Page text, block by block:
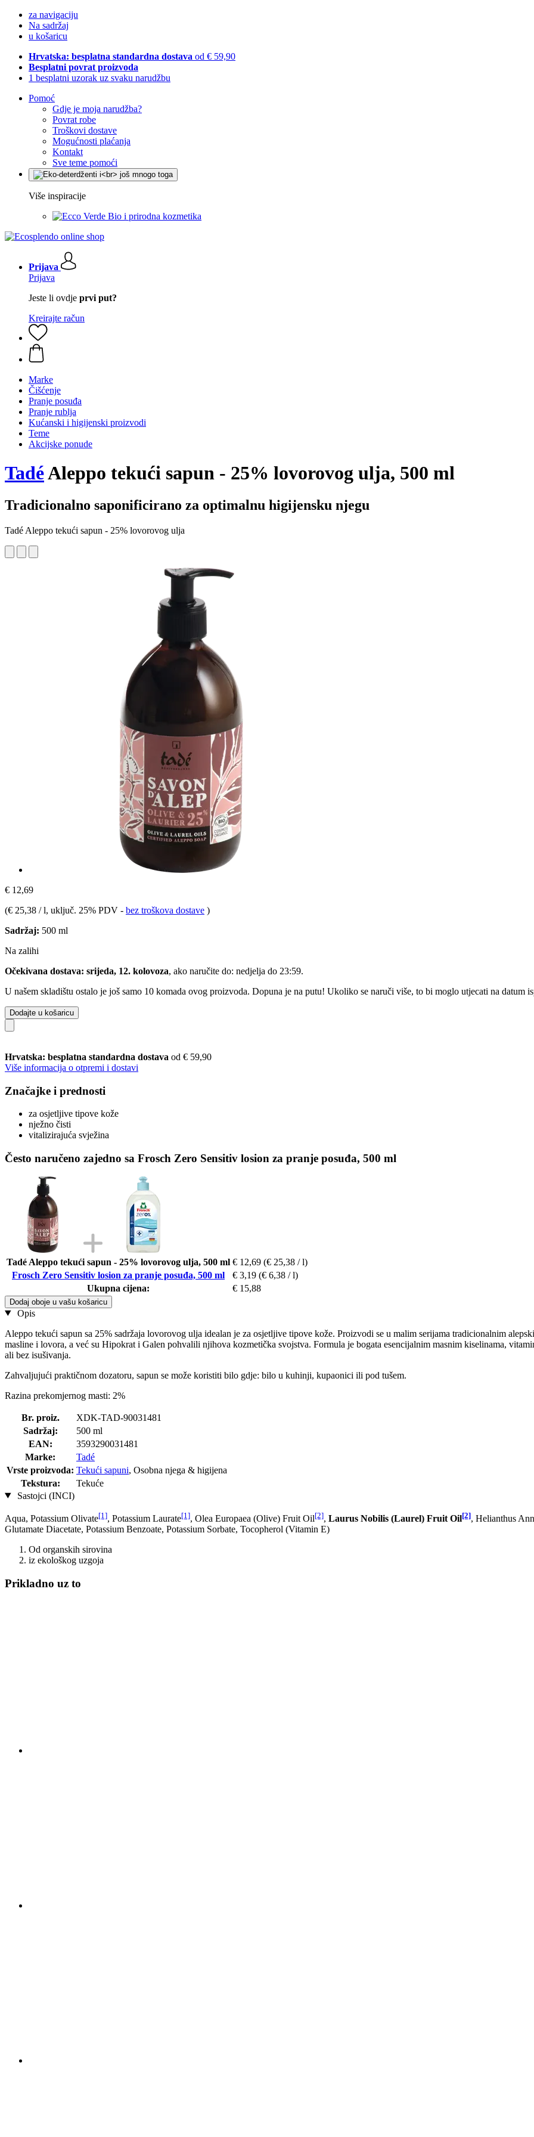
za navigaciju
Na sadržaj
u košaricu
Hrvatska: besplatna standardna dostava od € 59,90
Besplatni povrat proizvoda
1 besplatni uzorak uz svaku narudžbu
Pomoć
Gdje je moja narudžba?
Povrat robe
Troškovi dostave
Mogućnosti plaćanja
Kontakt
Sve teme pomoći
Više inspiracije
Bio i prirodna kozmetika
Prijava
Prijava
Jeste li ovdje prvi put?
Kreirajte račun
Marke
Čišćenje
Pranje posuđa
Pranje rublja
Kućanski i higijenski proizvodi
Teme
Akcijske ponude
TadéAleppo tekući sapun - 25% lovorovog ulja, 500 ml
Tradicionalno saponificirano za optimalnu higijensku njegu
Tadé Aleppo tekući sapun - 25% lovorovog ulja
€ 12,69
(€ 25,38 / l, uključ. 25% PDV - bez troškova dostave )
Sadržaj: 500 ml
Na zalihi
Očekivana dostava: srijeda, 12. kolovoza, ako naručite do: nedjelja do 23:59.
U našem skladištu ostalo je još samo 10 komada ovog proizvoda. Dopuna je na putu! Ukoliko se naruči više, to bi moglo utjecati na datum
Dodajte u košaricu
Hrvatska: besplatna standardna dostava od € 59,90
Više informacija o otpremi i dostavi
Značajke i prednosti
za osjetljive tipove kože
nježno čisti
vitalizirajuća svježina
Često naručeno zajedno sa Frosch Zero Sensitiv losion za pranje posuđa, 500 ml
Tadé Aleppo tekući sapun - 25% lovorovog ulja, 500 ml € 12,69 (€ 25,38 / l)
Frosch Zero Sensitiv losion za pranje posuđa, 500 ml
€ 3,19 (€ 6,38 / l)
Ukupna cijena:
€ 15,88
Dodaj oboje u vašu košaricu
Opis
Aleppo tekući sapun sa 25% sadržaja lovorovog ulja idealan je za osjetljive tipove kože. Proizvodi se u malim serijama tradicionalnim
masline i lovora, a već su Hipokrat i Galen pohvalili njihova kozmetička svojstva. Formula je bogata esencijalnim masnim kiselinama,
ali bez isušivanja.
Zahvaljujući praktičnom dozatoru, sapun se može koristiti bilo gdje: bilo u kuhinji, kupaonici ili pod tušem.
Razina prekomjernog masti: 2%
Br. proiz.
XDK-TAD-90031481
Sadržaj:
500 ml
EAN:
3593290031481
Marke:
Tadé
Vrste proizvoda: Tekući sapuni, Osobna njega & higijena
Tekstura:
Tekuće
Sastojci (INCI)
Aqua, Potassium Olivate[1], Potassium Laurate[1], Olea Europaea (Olive) Fruit Oil[2], Laurus Nobilis (Laurel) Fruit Oil[2], Helianthus
Glutamate Diacetate, Potassium Benzoate, Potassium Sorbate, Tocopherol (Vitamin E)
Od organskih sirovina
iz ekološkog uzgoja
Prikladno uz to